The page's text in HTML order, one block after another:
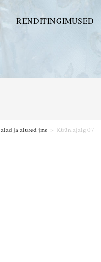
RENDITINGIMUSED
ja alused jms > Küünlajalg 07